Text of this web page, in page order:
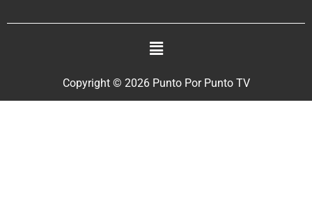
Copyright © 2026 Punto Por Punto TV